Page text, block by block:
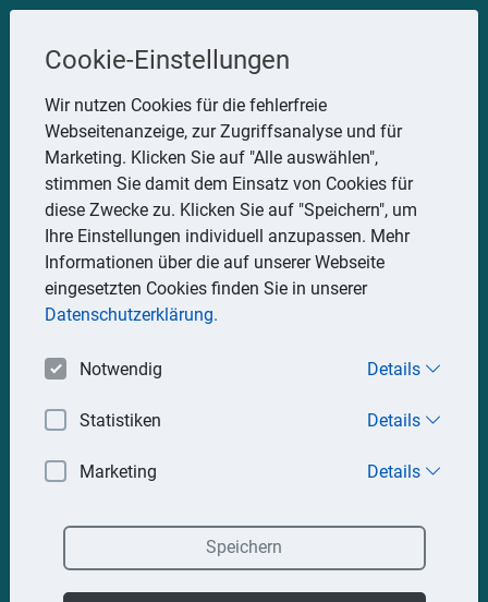
Steuerberater
Uwe Glauner
Erlachstraße 28, 75217 Birkenfeld
Telefon: 07082 7935533
Mobil: 0151 15330111
E-Mail:stbglauner@t-online.de
Impressum Datenschutz
Cookie-Einstellungen
Wir nutzen Cookies für die fehlerfreie
Webseitenanzeige, zur Zugriffsanalyse und für
Marketing. Klicken Sie auf "Alle auswählen",
stimmen Sie damit dem Einsatz von Cookies für
diese Zwecke zu. Klicken Sie auf "Speichern", um
Ihre Einstellungen individuell anzupassen. Mehr
Informationen über die auf unserer Webseite
eingesetzten Cookies finden Sie in unserer
Datenschutzerklärung.
Notwendig Details
Statistiken Details
Marketing Details
Speichern